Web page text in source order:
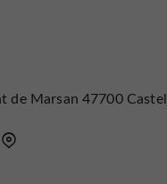
de Marsan 47700